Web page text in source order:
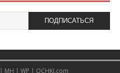
ПОДПИСАТЬСЯ
MH | WP | OCHKI.com